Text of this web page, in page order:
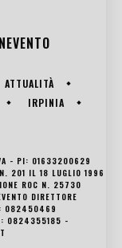
ATTUALITÀ
IRPINIA
- PI: 01633200629
201 IL 18 LUGLIO 1996
ROC N. 25730
DIRETTORE
082450469
0824355185 -